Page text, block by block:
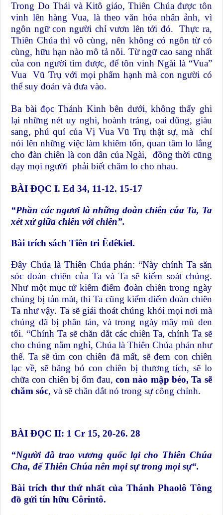
Trong Do Thái và Kitô giáo, Thiên Chúa được tôn
vinh lên hàng Vua, là theo văn hóa nhân ảnh, vì
ngôn ngữ con người chỉ vươn lên tới đó. Thực ra,
Thiên Chúa thì vô cùng, nên không có ngôn từ có
cùng, hữu hạn nào mô tả nỗi. Từ ngữ cao sang nhất
của con người tìm được, để tôn vinh Ngài là “Vua”
Vua Vũ Trụ với mọi phẩm hạnh mà con người có
thể suy đoán và đưa vào.
Ba bài đọc Thánh Kinh bên dưới, không thấy ghi
lại những nét uy nghi, hoành tráng, oai dũng, giàu
sang, phú quí của Vị Vua Vũ Trụ thật sự, mà chỉ
nói lên những việc làm khiêm tốn, quan tâm lo lắng
cho đàn chiên là con dân của Ngài, đồng thời cũng
dạy mọi người phải biết chăm lo cho nhau.
BÀI ĐỌC I. Ed 34, 11-12. 15-17
“Phần các ngươi là những đoàn chiên của Ta, Ta
xét xửgiữa chiên với chiên”.
Bài trích sách Tiên tri Êdêkiel.
Ðây Chúa là Thiên Chúa phán: “Này chính Ta săn
sóc đoàn chiên của Ta và Ta sẽ kiểm soát chúng.
Như một mục tử kiểm điểm đoàn chiên trong ngày
chúng bị tản mát, thì Ta cũng kiểm điểm đoàn chiên
Ta như vậy. Ta sẽ giải thoát chúng khỏi mọi nơi mà
chúng đã bị phân tán, và trong ngày mây mù đen
tối. “Chính Ta sẽ chăn dắt các chiên Ta, chính Ta sẽ
cho chúng nằm nghỉ, Chúa là Thiên Chúa phán như
thế. Ta sẽ tìm con chiên đã mất, sẽ đem con chiên
lạc về, sẽ băng bó con chiên bị thương tích, sẽ lo
chữa con chiên bị ốm đau,con nào mập béo, Ta sẽ
chăm sóc, và sẽ chăn dắt nó trong sự công chính.
BÀI ĐỌC II: 1 Cr 15, 20-26. 28
“Người đã trao vương quốc lại cho Thiên Chúa
Cha,đểThiên Chúa nên mọi sựtrong mọi sự“.
Bài trích thư thứ nhất của Thánh Phaolô Tông
đồ gửi tín hữu Côrintô.